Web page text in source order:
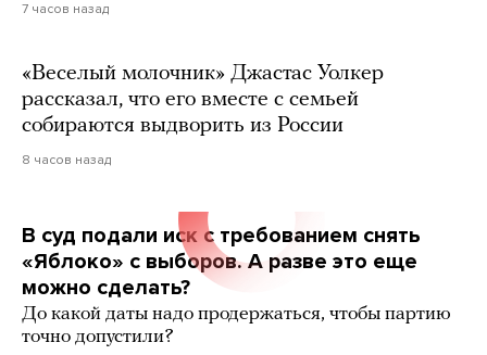
7 часов назад
«Веселый молочник» Джастас Уолкер
рассказал, что его вместе с семьей
собираются выдворить из России
8 часов назад
В суд подали иск с требованием снять
«Яблоко» с выборов. А разве это еще
можно сделать?
До какой даты надо продержаться, чтобы партию
точно допустили?